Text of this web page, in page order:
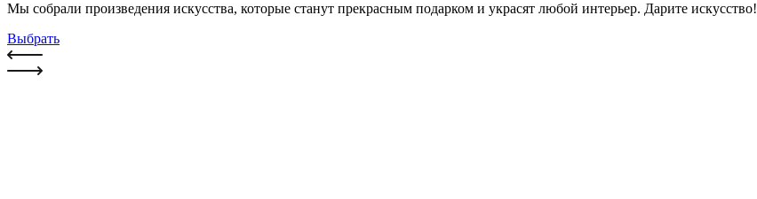
Мы собрали произведения искусства, которые станут прекрасным подарком и украсят любой интерьер. Дарите искусство!
Выбрать